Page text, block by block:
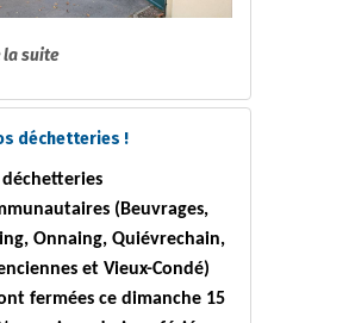
la suite
déchetteries !
déchetteries
(Beuvrages,
Onnaing, Quiévrechain,
et Vieux-Condé)
fermées ce dimanche 15